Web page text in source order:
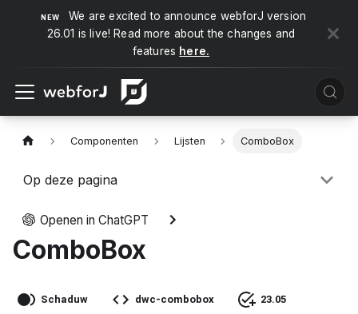
We are excited to announce webforJ version
26.01 is live! Read more about the changes and
features here.
Componenten Lijsten ComboBox
Op deze pagina
ComboBox
Openen in ChatGPT
Schaduw dwc-combobox 23.05